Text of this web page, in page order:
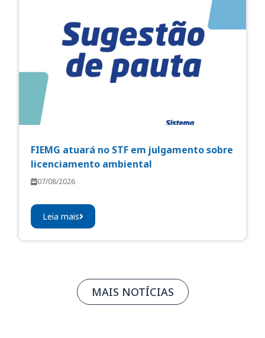
FIEMG atuará no STF em julgamento sobre
licenciamento ambiental
07/08/2026
Leia mais
MAIS NOTÍCIAS